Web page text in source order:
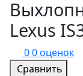
Lexus
00 оценок
Сравнить